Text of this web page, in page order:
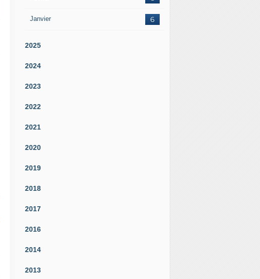
Janvier 6
2025
2024
2023
2022
2021
2020
2019
2018
2017
2016
2014
2013